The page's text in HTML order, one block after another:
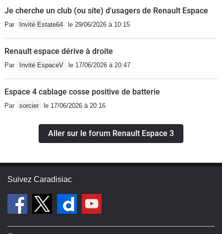
Je cherche un club (ou site) d'usagers de Renault Espace
Par Invité Estate64 le 29/06/2026 à 10:15
Renault espace dérive à droite
Par Invité EspaceV le 17/06/2026 à 20:47
Espace 4 cablage cosse positive de batterie
Par sorcier le 17/06/2026 à 20:16
Aller sur le forum Renault Espace 3
Suivez Caradisiac